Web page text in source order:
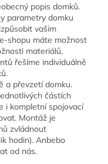
popis domků.
parametry domku
vašim
shopu máte možnost
materiálů,
řešíme individuálně
a převzetí domku.
částích
i kompletní spojovací
Montáž je
zvládnout
hodin). Anbebo
od nás.